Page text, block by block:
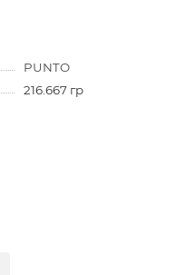
PUNTO
216.667 гр